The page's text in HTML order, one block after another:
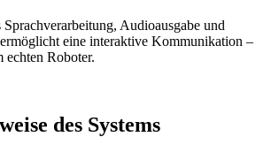
Audioausgabe und
eine interaktive Kommunikation –
echten Roboter.
des Systems